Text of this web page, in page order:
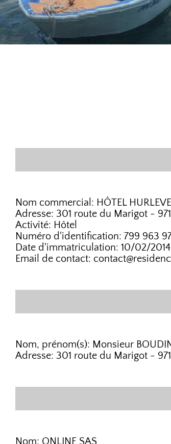
Nom commercial: HÔTEL
Adresse: 301 route du Marigot -
Activité: Hôtel
Numéro d'identification: 799 963
Date d'immatriculation: 10/02/2014
Email de contact:
Nom, prénom(s): Monsieur
Adresse: 301 route du Marigot -
Nom: ONLINE SAS